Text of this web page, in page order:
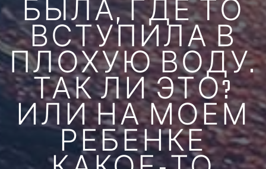
БЫЛА, ГДЕ ТО
ВСТУПИЛА В
ПЛОХУЮ ВОДУ.
ТАК ЛИ ЭТО?
ИЛИ НА МОЕМ
РЕБЕНКЕ